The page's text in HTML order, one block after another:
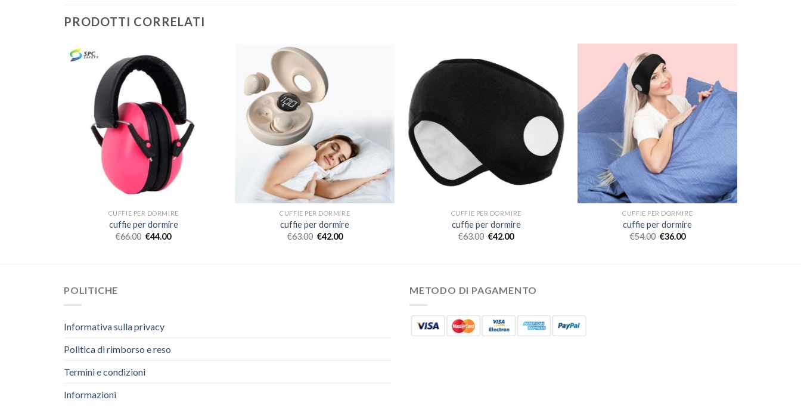
PRODOTTI CORRELATI
CUFFIE PER DORMIRE
cuffie per dormire
€66.00 €44.00
CUFFIE PER DORMIRE
cuffie per dormire
€63.00 €42.00
CUFFIE PER DORMIRE
cuffie per dormire
€63.00 €42.00
CUFFIE PER DORMIRE
cuffie per dormire
€54.00 €36.00
POLITICHE
Informativa sulla privacy
Politica di rimborso e reso
Termini e condizioni
Informazioni
METODO DI PAGAMENTO